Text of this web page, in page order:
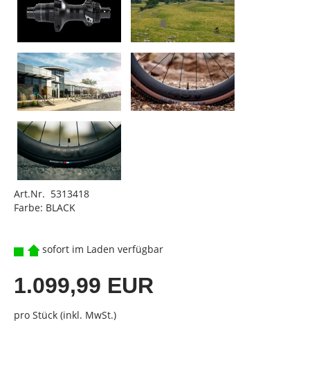
Art.Nr. 5313418
Farbe: BLACK
sofort im Laden verfügbar
1.099,99 EUR
pro Stück (inkl. MwSt.)